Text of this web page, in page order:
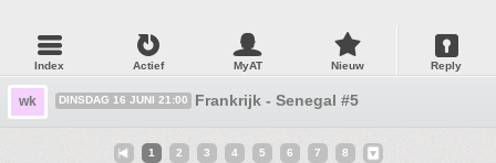
Index Actief MyAT Nieuw Reply
wk DINSDAG 16 JUNI 21:00 Frankrijk - Senegal #5
1 2 3 4 5 6 7 8